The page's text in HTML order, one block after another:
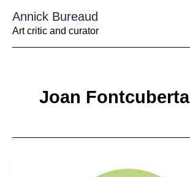
contenu
Annick Bureaud
Art critic and curator
Joan Fontcuberta